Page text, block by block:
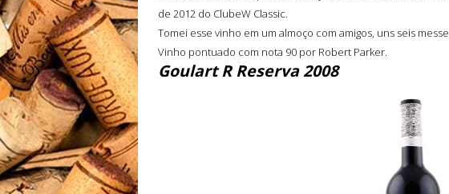
de 2012 do ClubeW Classic.
Tomei esse vinho em um almoço com amigos, uns seis
Vinho pontuado com nota 90 por Robert Parker.
GoulartR Reserva 2008